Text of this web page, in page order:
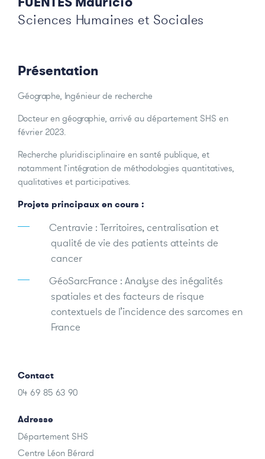
Sciences Humaines et Sociales
Présentation
Géographe, Ingénieur de recherche
Docteur en géographie, arrivé au département SHS en
février 2023.
Recherche pluridisciplinaire en santé publique, et
notamment l’intégration de méthodologies quantitatives,
qualitatives et participatives.
Projets principaux en cours :
Centravie : Territoires, centralisation et
qualité de vie des patients atteints de
cancer
GéoSarcFrance : Analyse des inégalités
spatiales et des facteurs de risque
contextuels de l’incidence des sarcomes en
France
Contact
04 69 85 63 90
Adresse
Département SHS
Centre Léon Bérard